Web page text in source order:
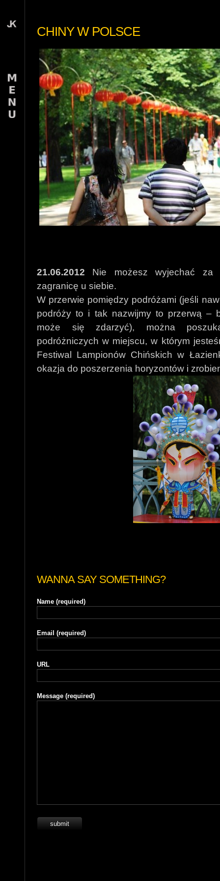
CHINY W POLSCE
21.06.2012 Nie możesz wyjechać za
zagranicę u siebie.
W przerwie pomiędzy podróżami (jeśli
podróży to i tak nazwijmy to przerwą –
może się zdarzyć), można
podróżniczych w miejscu, w którym
Festiwal Lampionów Chińskich w
okazja do poszerzenia horyzontów i
WANNA SAY SOMETHING?
Name (required)
Email (required)
URL
Message (required)